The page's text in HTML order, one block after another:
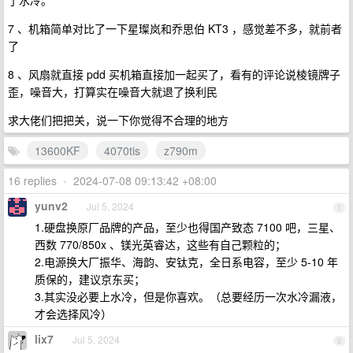
7 、机箱简单对比了一下星璨岚和乔思伯 KT3 ，感觉差不多，就前者
了
8 、风扇就直接 pdd 买机箱直接加一起买了，看有的评论说棱镜牌子
歪，噪音大，打算实在噪音大就退了换利民
求大佬们把把关，说一下你觉得不合理的地方
13600KF
4070tis
z790m
16 replies • 2024-07-08 09:13:42 +08:00
1
yunv2 Jul 5, 2024
1.硬盘换原厂品牌的产品，至少也得国产致态 7100 吧，三星、
西数 770/850x 、镁光英睿达，这些有自己颗粒的；
2.电源换大厂振华、海韵、安钛克，全日系电容，至少 5-10 年
质保的，建议京东买；
3.其实没必要上水冷，但是你喜欢。（总要经历一次水冷漏液，
才会选择风冷）
2
lix7 Jul 5, 2024